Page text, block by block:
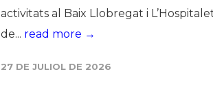
activitats al Baix Llobregat i
de... read more →
27 DE JULIOL DE 2026